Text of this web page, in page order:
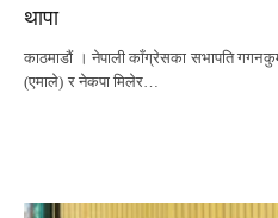
थापा
काठमाडौं । नेपाली काँग्रेसका सभापति
(एमाले) र नेकपा मिलेर…